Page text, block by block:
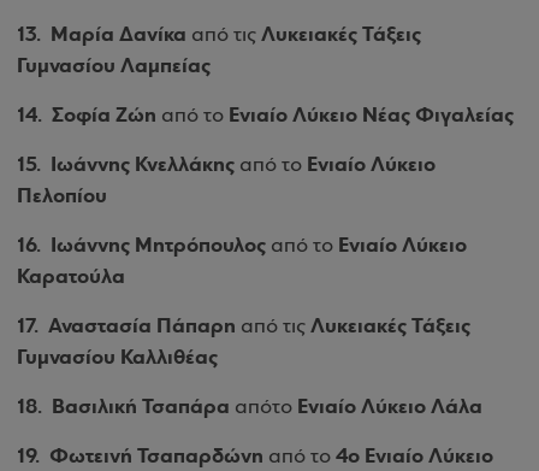
13. Μαρία Δανίκα από τις Λυκειακές Τάξεις
Γυμνασίου Λαμπείας
14. Σοφία Ζώη από το Ενιαίο Λύκειο Νέας Φιγαλείας
15. Ιωάννης Κνελλάκης από το Ενιαίο Λύκειο
Πελοπίου
16. Ιωάννης Μητρόπουλος από το Ενιαίο Λύκειο
Καρατούλα
17. Αναστασία Πάπαρη από τις Λυκειακές Τάξεις
Γυμνασίου Καλλιθέας
18. Βασιλική Τσαπάρα απότο Ενιαίο Λύκειο Λάλα
19. Φωτεινή Τσαπαρδώνη από το 4ο Ενιαίο Λύκειο